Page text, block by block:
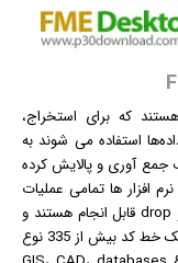
که برای استخراج،
استفاده می شوند به
جمع آوری و پالایش کرده
افزار ها تمامی عملیات
بدون نیاز به کد نویسی و تنها با استفاده از drag و drop قابل انجام هستند و
شما می توانید سریع، راحت و بدون نوشتن حتی یک خط کد بیش از 335 نوع